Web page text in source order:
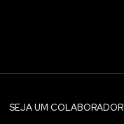
SEJA UM COLABORADOR